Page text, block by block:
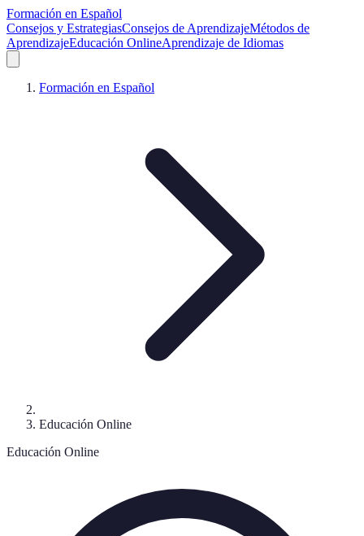
Formación en Español
Consejos y EstrategiasConsejos de AprendizajeMétodos de
AprendizajeEducación OnlineAprendizaje de Idiomas
Formación en Español
Educación Online
Educación Online